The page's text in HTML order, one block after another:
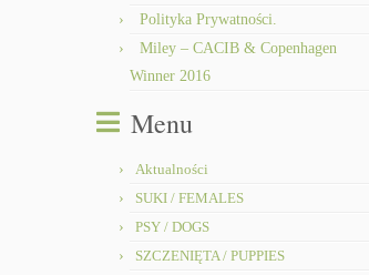
Polityka Prywatności.
Miley – CACIB & Copenhagen
Winner 2016
Menu
Aktualności
SUKI / FEMALES
PSY / DOGS
SZCZENIĘTA / PUPPIES